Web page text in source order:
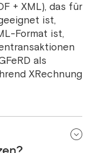
+ XML), das für
ist,
Format ist,
als
XRechnung